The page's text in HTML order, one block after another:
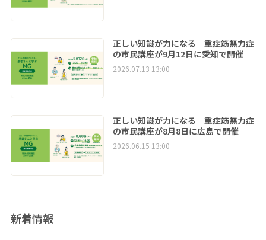
正しい知識が力になる 重症筋無力症
の市民講座が9月12日に愛知で開催
2026.07.13 13:00
正しい知識が力になる 重症筋無力症
の市民講座が8月8日に広島で開催
2026.06.15 13:00
新着情報